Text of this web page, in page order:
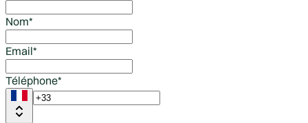
Nom*
Email*
Téléphone*